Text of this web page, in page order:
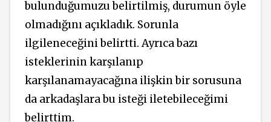
bulunduğumuzu belirtilmiş, durumun öyle
olmadığını açıkladık. Sorunla
ilgileneceğini belirtti. Ayrıca bazı
isteklerinin karşılanıp
karşılanamayacağına ilişkin bir sorusuna
da arkadaşlara bu isteği iletebileceğimi
belirttim.